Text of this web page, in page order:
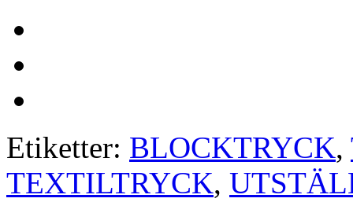
Etiketter: BLOCKTRYCK,
TEXTILTRYCK,